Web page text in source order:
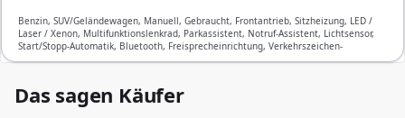
Benzin, SUV/Geländewagen, Manuell, Gebraucht, Frontantrieb, Sitzheizung, LED /
Laser / Xenon, Multifunktionslenkrad, Parkassistent, Notruf-Assistent, Lichtsensor,
Start/Stopp-Automatik, Bluetooth, Freisprecheinrichtung, Verkehrszeichen-
Erkennung, ESP, ABS, Klimaanlage, Front-, Seiten- und weitere Airbags
Das sagen Käufer